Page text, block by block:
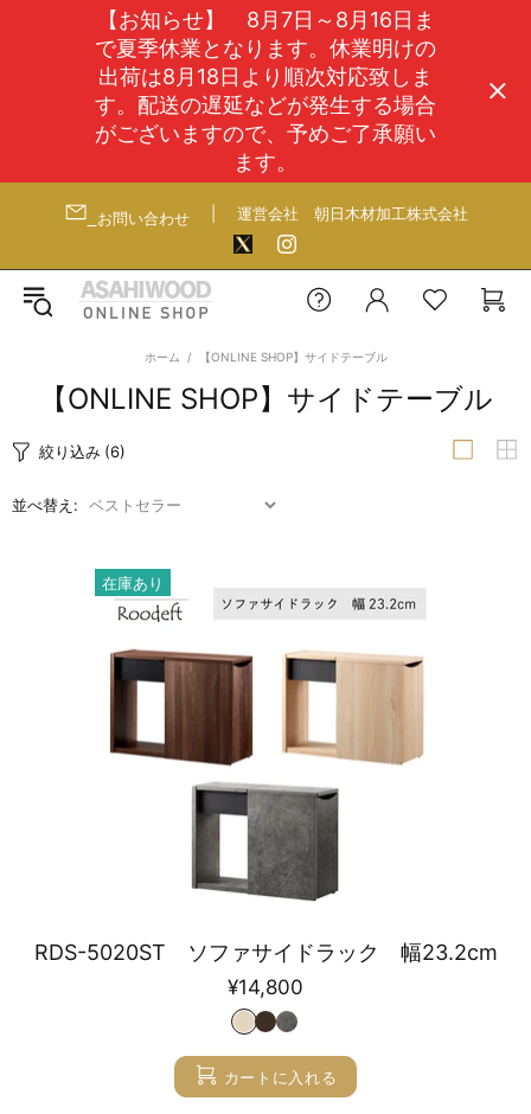
【お知らせ】 8月7日～8月16日ま
で夏季休業となります。休業明けの
出荷は8月18日より順次対応致しま
す。配送の遅延などが発生する場合
がございますので、予めご了承願い
ます。
お問い合わせ 運営会社 朝日木材加工株式会社
ホーム 【ONLINE SHOP】サイドテーブル
【ONLINE SHOP】サイドテーブル
絞り込み (6)
並べ替え:
在庫あり
RDS-5020ST ソファサイドラック 幅23.2cm
¥14,800
カートに入れる